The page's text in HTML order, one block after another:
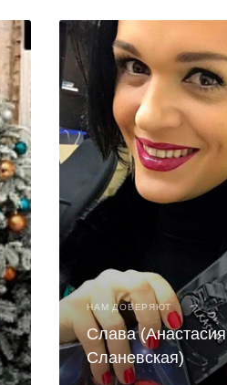
НАМ ДОВЕРЯЮТ
Слава (Анастасия
Сланевская)